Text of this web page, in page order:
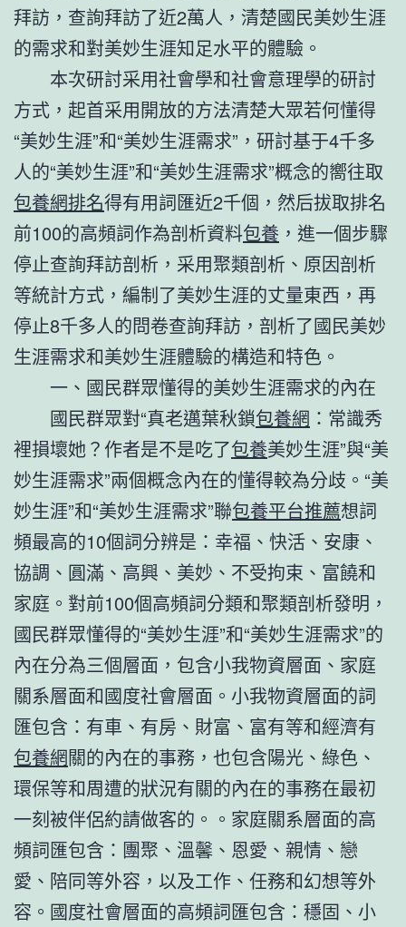
拜訪，查詢拜訪了近2萬人，清楚國民美妙生涯
的需求和對美妙生涯知足水平的體驗。
本次研討采用社會學和社會意理學的研討
方式，起首采用開放的方法清楚大眾若何懂得
“美妙生涯”和“美妙生涯需求”，研討基于4千多
人的“美妙生涯”和“美妙生涯需求”概念的嚮往取
包養網排名得有用詞匯近2千個，然后拔取排名
前100的高頻詞作為剖析資料包養 ，進一個步驟
停止查詢拜訪剖析，采用聚類剖析、原因剖析
等統計方式，編制了美妙生涯的丈量東西，再
停止8千多人的問卷查詢拜訪，剖析了國民美妙
生涯需求和美妙生涯體驗的構造和特色。
一、國民群眾懂得的美妙生涯需求的內在
國民群眾對“真老邁葉秋鎖包養網 ：常識秀
裡損壞她？作者是不是吃了包養美妙生涯”與“美
妙生涯需求”兩個概念內在的懂得較為分歧。“美
妙生涯”和“美妙生涯需求”聯包養平台推薦想詞
頻最高的10個詞分辨是：幸福、快活、安康、
協調、圓滿、高興、美妙、不受拘束、富饒和
家庭。對前100個高頻詞分類和聚類剖析發明，
國民群眾懂得的“美妙生涯”和“美妙生涯需求”的
內在分為三個層面，包含小我物資層面、家庭
關系層面和國度社會層面。小我物資層面的詞
匯包含：有車、有房、財富、富有等和經濟有
包養網關的內在的事務，也包含陽光、綠色、
環保等和周遭的狀況有關的內在的事務在最初
一刻被伴侶約請做客的。。家庭關系層面的高
頻詞匯包含：團聚、溫馨、恩愛、親情、戀
愛、陪同等外容，以及工作、任務和幻想等外
容。國度社會層面的高頻詞匯包含：穩固、小